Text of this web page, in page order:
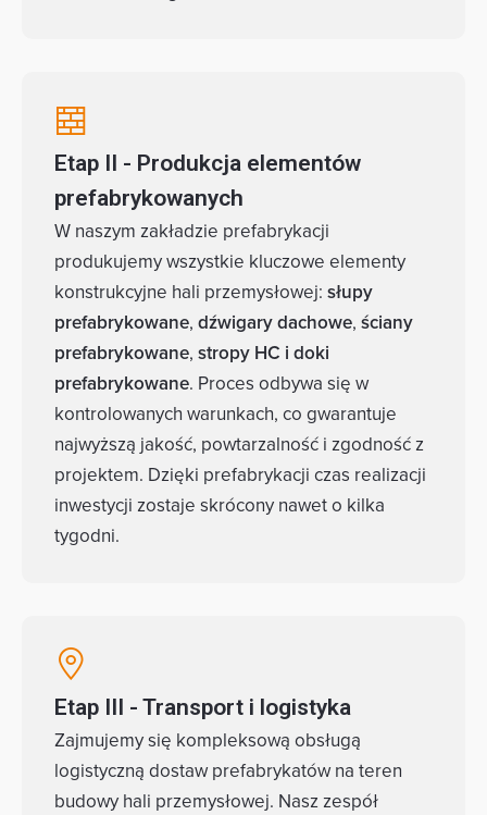
Etap II - Produkcja elementów
prefabrykowanych
W naszym zakładzie prefabrykacji
produkujemy wszystkie kluczowe elementy
konstrukcyjne hali przemysłowej: słupy
prefabrykowane, dźwigary dachowe, ściany
prefabrykowane, stropy HC i doki
prefabrykowane. Proces odbywa się w
kontrolowanych warunkach, co gwarantuje
najwyższą jakość, powtarzalność i zgodność z
projektem. Dzięki prefabrykacji czas realizacji
inwestycji zostaje skrócony nawet o kilka
tygodni.
Etap III - Transport i logistyka
Zajmujemy się kompleksową obsługą
logistyczną dostaw prefabrykatów na teren
budowy hali przemysłowej. Nasz zespół